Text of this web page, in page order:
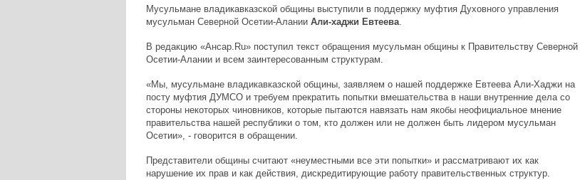
Мусульмане владикавказской общины выступили в поддержку муфтия Духовного управления
мусульман Северной Осетии-Алании Али-хаджи Евтеева.
В редакцию «Ансар.Ru» поступил текст обращения мусульман общины к Правительству Северной
Осетии-Алании и всем заинтересованным структурам.
«Мы, мусульмане владикавказской общины, заявляем о нашей поддержке Евтеева Али-Хаджи на
посту муфтия ДУМСО и требуем прекратить попытки вмешательства в наши внутренние дела со
стороны некоторых чиновников, которые пытаются навязать нам якобы неофициальное мнение
правительства нашей республики о том, кто должен или не должен быть лидером мусульман
Осетии», - говорится в обращении.
Представители общины считают «неуместными все эти попытки» и рассматривают их как
нарушение их прав и как действия, дискредитирующие работу правительственных структур.